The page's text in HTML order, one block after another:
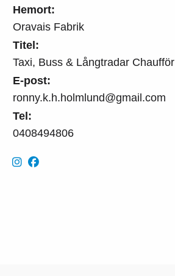
Hemort:
Oravais Fabrik
Titel:
Taxi, Buss & Långtradar Chaufför
E-post:
ronny.k.h.holmlund@gmail.com
Tel:
0408494806